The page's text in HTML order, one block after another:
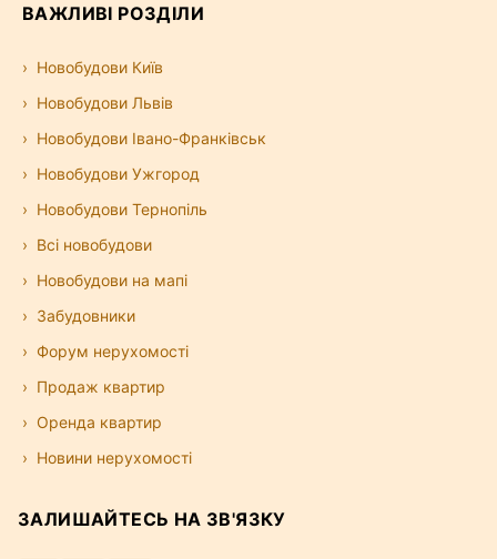
ВАЖЛИВІ РОЗДІЛИ
Новобудови Київ
Новобудови Львів
Новобудови Івано-Франківськ
Новобудови Ужгород
Новобудови Тернопіль
Всі новобудови
Новобудови на мапі
Забудовники
Форум нерухомості
Продаж квартир
Оренда квартир
Новини нерухомості
ЗАЛИШАЙТЕСЬ НА ЗВ'ЯЗКУ